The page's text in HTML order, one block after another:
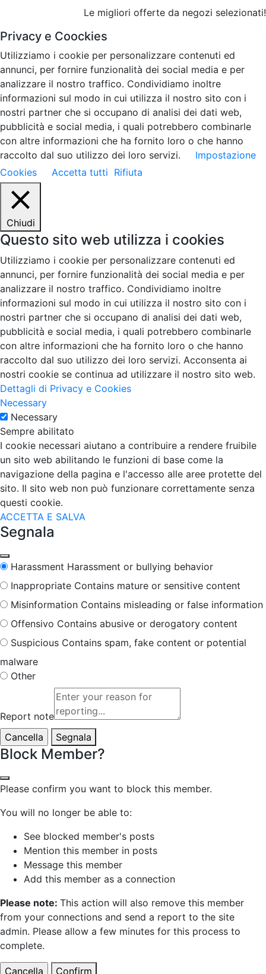
Le migliori offerte da negozi selezionati!
Privacy e Coockies
Utilizziamo i cookie per personalizzare contenuti ed
annunci, per fornire funzionalità dei social media e per
analizzare il nostro traffico. Condividiamo inoltre
informazioni sul modo in cui utilizza il nostro sito con i
nostri partner che si occupano di analisi dei dati web,
pubblicità e social media, i quali potrebbero combinarle
con altre informazioni che ha fornito loro o che hanno
raccolto dal suo utilizzo dei loro servizi.
Impostazione
Cookies
Accetta tutti Rifiuta
Chiudi
Questo sito web utilizza i cookies
Utilizziamo i cookie per personalizzare contenuti ed
annunci, per fornire funzionalità dei social media e per
analizzare il nostro traffico. Condividiamo inoltre
informazioni sul modo in cui utilizza il nostro sito con i
nostri partner che si occupano di analisi dei dati web,
pubblicità e social media, i quali potrebbero combinarle
con altre informazioni che ha fornito loro o che hanno
raccolto dal suo utilizzo dei loro servizi. Acconsenta ai
nostri cookie se continua ad utilizzare il nostro sito web.
Dettagli di Privacy e Cookies
Necessary
Necessary
Sempre abilitato
I cookie necessari aiutano a contribuire a rendere fruibile
un sito web abilitando le funzioni di base come la
navigazione della pagina e l'accesso alle aree protette del
sito. Il sito web non può funzionare correttamente senza
questi cookie.
ACCETTA E SALVA
Segnala
Harassment Harassment or bullying behavior
Inappropriate Contains mature or sensitive content
Misinformation Contains misleading or false information
Offensivo Contains abusive or derogatory content
Suspicious Contains spam, fake content or potential
malware
Other
Report note
Segnala
Block Member?
Please confirm you want to block this member.
You will no longer be able to:
See blocked member's posts
Mention this member in posts
Message this member
Add this member as a connection
Please note: This action will also remove this member
from your connections and send a report to the site
admin. Please allow a few minutes for this process to
complete.
Confirm